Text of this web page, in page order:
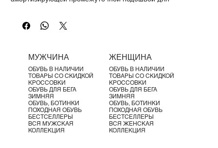
из текстиля, изготовленного из переработанных
треккинга, лёгких троп, смешанной местности
Высота:Низкая
Защита стопы:
Высокая
Поддержка стопы:
Стабильная
Тип местности:Лёгкие тропы, смешанная местность
Водонепроницаемость:
GORE-TEX®
Вес:320 г
МУЖЧИНА
ОБУВЬ В НАЛИЧИИ
ТОВАРЫ СО СКИДКОЙ
КРОССОВКИ
ОБУВЬ ДЛЯ БЕГА
ЗИМНЯЯ
ОБУВЬ, БОТИНКИ
ПОХОДНАЯ ОБУВЬ
БЕСТСЕЛЛЕРЫ
ВСЯ МУЖСКАЯ
КОЛЛЕКЦИЯ
ЖЕНЩИНА
ОБУВЬ В НАЛИЧИИ
ТОВАРЫ СО СКИДКОЙ
КРОССОВКИ
ОБУВЬ ДЛЯ БЕГА
ЗИМНЯЯ
ОБУВЬ, БОТИНКИ
ПОХОДНАЯ ОБУВЬ
БЕСТСЕЛЛЕРЫ
ВСЯ ЖЕНСКАЯ
КОЛЛЕКЦИЯ